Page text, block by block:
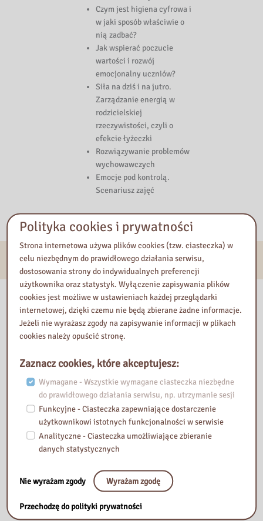
Czym jest higiena cyfrowa i
w jaki sposób właściwie o
nią zadbać?
Jak wspierać poczucie
wartości i rozwój
emocjonalny uczniów?
Siła na dziś i na jutro.
Zarządzanie energią w
rodzicielskiej
rzeczywistości, czyli o
efekcie łyżeczki
Rozwiązywanie problemów
wychowawczych
Emocje pod kontrolą.
Scenariusz zajęć
E-usługi
Nasza biblioteka
Przeczytaj
Polityka cookies i prywatności
Strona internetowa używa plików cookies (tzw. ciasteczka) w
celu niezbędnym do prawidłowego działania serwisu,
dostosowania strony do indywidualnych preferencji
użytkownika oraz statystyk. Wyłączenie zapisywania plików
cookies jest możliwe w ustawieniach każdej przeglądarki
internetowej, dzięki czemu nie będą zbierane żadne informacje.
Jeżeli nie wyrażasz zgody na zapisywanie informacji w plikach
cookies należy opuścić stronę.
Zaznacz cookies, które akceptujesz:
Wymagane - Wszystkie wymagane ciasteczka niezbędne
do prawidłowego działania serwisu, np. utrzymanie sesji
Funkcyjne - Ciasteczka zapewniające dostarczenie
użytkownikowi istotnych funkcjonalności w serwisie
Analityczne - Ciasteczka umożliwiające zbieranie
danych statystycznych
Nie wyrażam zgody Wyrażam zgodę
Przechodzę do polityki prywatności